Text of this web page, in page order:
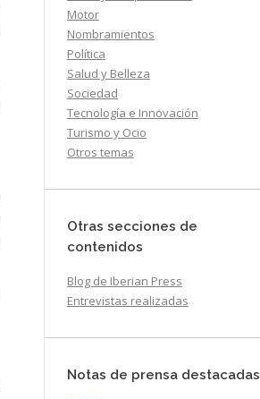
Motor
Nombramientos
Política
Salud y Belleza
Sociedad
Tecnología e Innovación
Turismo y Ocio
Otros temas
Otras secciones de
contenidos
Blog de Iberian Press
Entrevistas realizadas
Notas de prensa destacadas